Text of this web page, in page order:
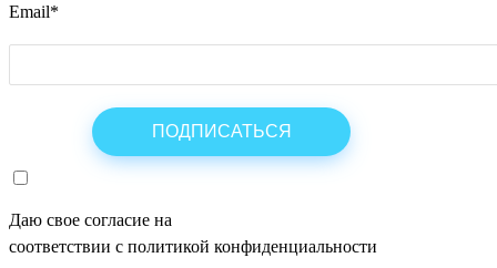
Email*
Даю свое согласие на
соответствии с политикой конфиденциальности